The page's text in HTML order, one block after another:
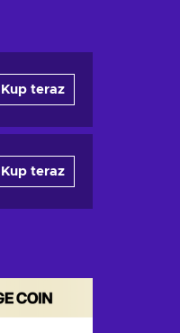
Kup teraz
Kup teraz